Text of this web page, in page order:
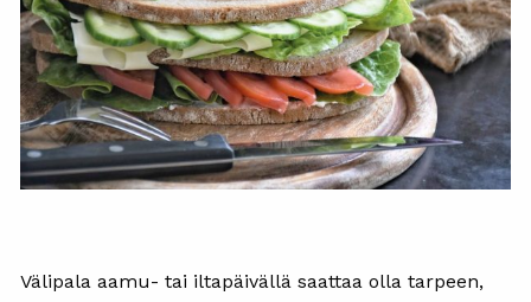
Välipala aamu- tai iltapäivällä saattaa olla tarpeen,